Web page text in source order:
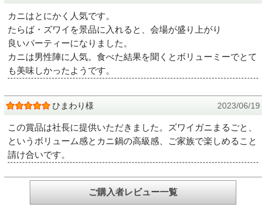
カニはとにかく人気です。
たらば・ズワイを景品に入れると、会場が盛り上がり
良いパーティーになりました。
カニは男性陣に人気。食べた結果を聞くとボリューミーでとて
も美味しかったようです。
ひまわり様 2023/06/19
この賞品は社長に提供いただきました。ズワイガニまるごと、
というボリューム感とカニ鍋の高級感、ご家族で楽しめること
請け合いです。
ご購入者レビュー一覧